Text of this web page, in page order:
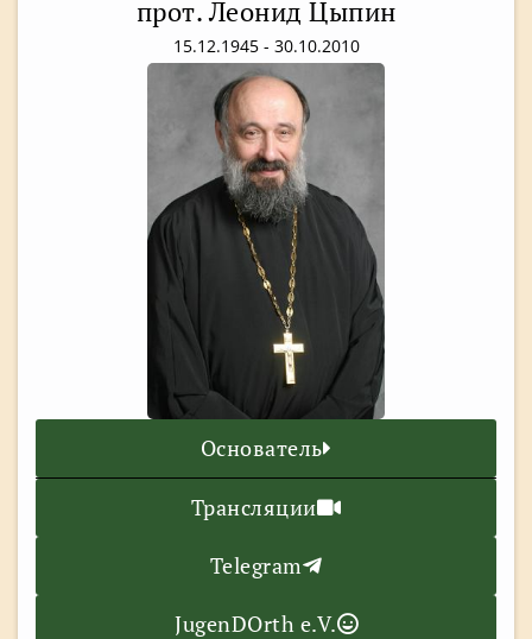
прот. Леонид Цыпин
15.12.1945 - 30.10.2010
Основатель
Трансляции
Telegram
JugenDOrth e.V.